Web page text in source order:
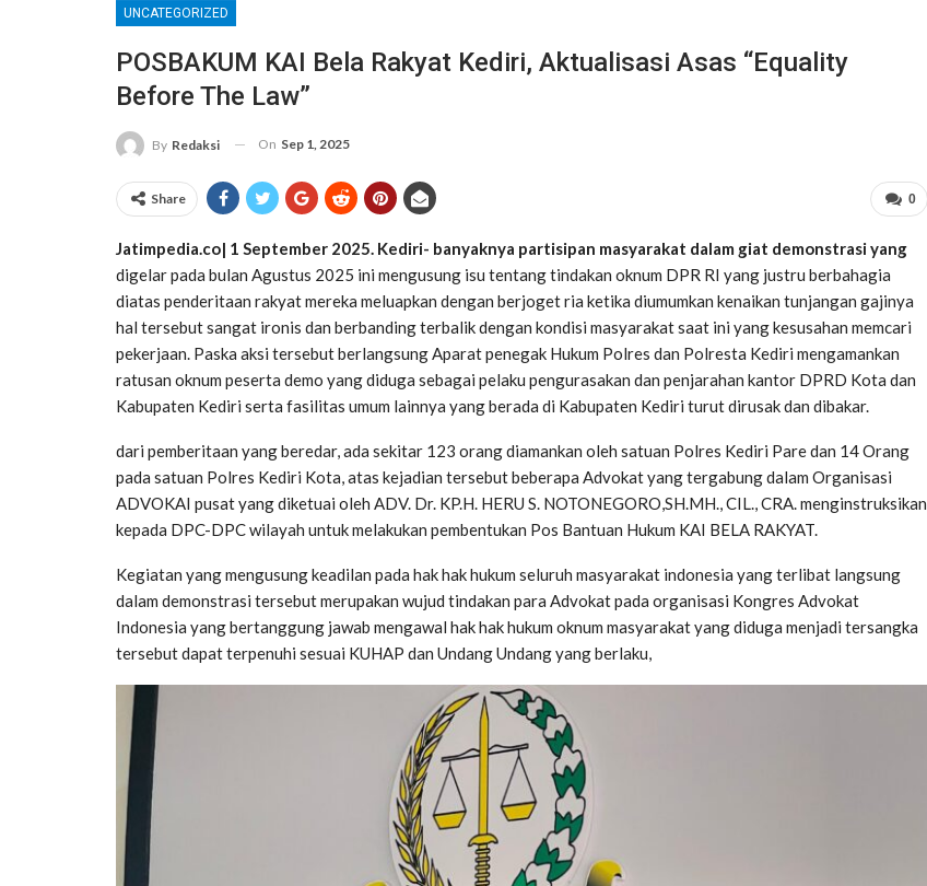
UNCATEGORIZED
POSBAKUM KAI Bela Rakyat Kediri, Aktualisasi Asas “Equality
Before The Law”
By Redaksi On Sep 1, 2025
0
Share
Jatimpedia.co| 1 September 2025. Kediri- banyaknya partisipan masyarakat dalam giat demonstrasi yang
digelar pada bulan Agustus 2025 ini mengusung isu tentang tindakan oknum DPR RI yang justru berbahagia
diatas penderitaan rakyat mereka meluapkan dengan berjoget ria ketika diumumkan kenaikan tunjangan gajinya
hal tersebut sangat ironis dan berbanding terbalik dengan kondisi masyarakat saat ini yang kesusahan memcari
pekerjaan. Paska aksi tersebut berlangsung Aparat penegak Hukum Polres dan Polresta Kediri mengamankan
ratusan oknum peserta demo yang diduga sebagai pelaku pengurasakan dan penjarahan kantor DPRD Kota dan
Kabupaten Kediri serta fasilitas umum lainnya yang berada di Kabupaten Kediri turut dirusak dan dibakar.
dari pemberitaan yang beredar, ada sekitar 123 orang diamankan oleh satuan Polres Kediri Pare dan 14 Orang
pada satuan Polres Kediri Kota, atas kejadian tersebut beberapa Advokat yang tergabung dalam Organisasi
ADVOKAI pusat yang diketuai oleh ADV. Dr. KP.H. HERU S. NOTONEGORO,SH.MH., CIL., CRA. menginstruksikan
kepada DPC-DPC wilayah untuk melakukan pembentukan Pos Bantuan Hukum KAI BELA RAKYAT.
Kegiatan yang mengusung keadilan pada hak hak hukum seluruh masyarakat indonesia yang terlibat langsung
dalam demonstrasi tersebut merupakan wujud tindakan para Advokat pada organisasi Kongres Advokat
Indonesia yang bertanggung jawab mengawal hak hak hukum oknum masyarakat yang diduga menjadi tersangka
tersebut dapat terpenuhi sesuai KUHAP dan Undang Undang yang berlaku,